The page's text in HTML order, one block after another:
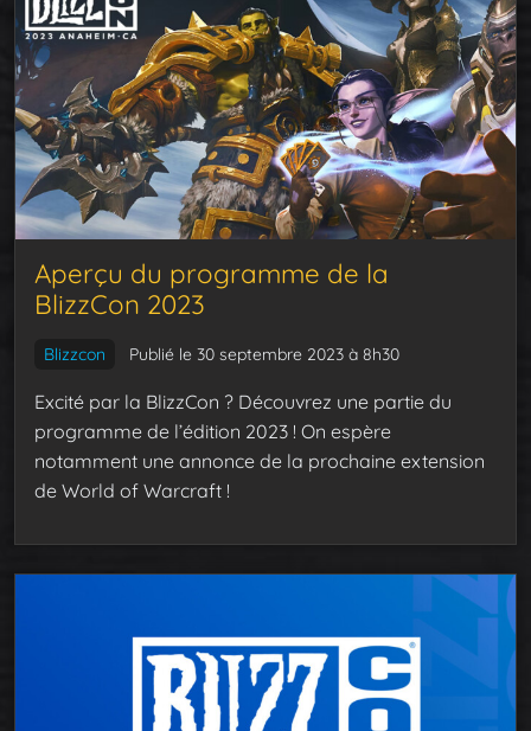
Aperçu du programme de la
BlizzCon 2023
Blizzcon Publié le 30 septembre 2023 à 8h30
Excité par la BlizzCon ? Découvrez une partie du
programme de l’édition 2023 ! On espère
notamment une annonce de la prochaine extension
de World of Warcraft !